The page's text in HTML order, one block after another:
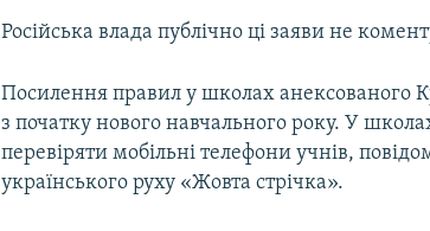
Російська влада публічно ці заяви не
Посилення правил у школах анексованого
з початку нового навчального року. У
перевіряти мобільні телефони учнів,
українського руху «Жовта стрічка».